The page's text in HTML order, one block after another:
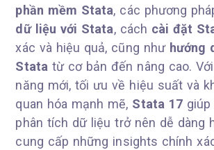
phần mềm Stata, các phương
dữ liệu với Stata, cách cài đặt
xác và hiệu quả, cũng như hướng
Statatừ cơ bản đến nâng cao.
năng mới, tối ưu về hiệu suất và
quan hóa mạnh mẽ, Stata 17
phân tích dữ liệu trở nên dễ dàng
cung cấp những insights chính